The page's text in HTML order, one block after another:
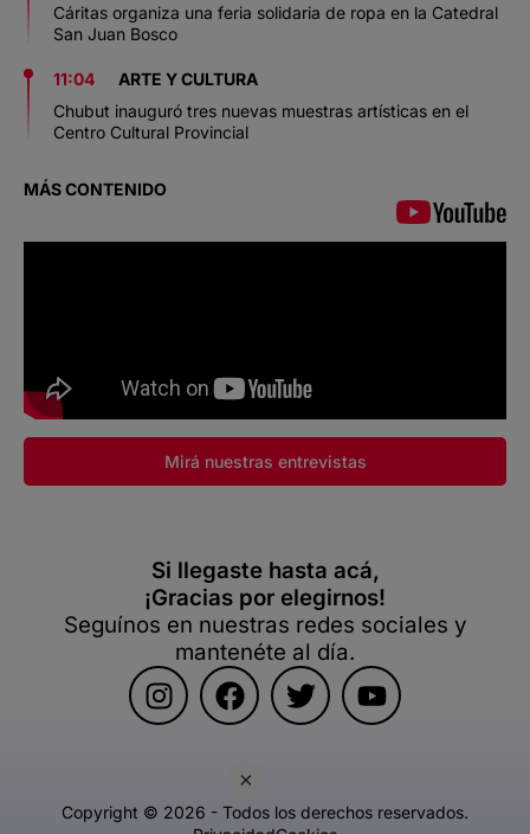
×
Cáritas organiza una feria solidaria de ropa en la Catedral
San Juan Bosco
11:04
ARTE Y CULTURA
Chubut inauguró tres nuevas muestras artísticas en el
Centro Cultural Provincial
MÁS CONTENIDO
Mirá nuestras entrevistas
Si llegaste hasta acá,
¡Gracias por elegirnos!
Seguínos en nuestras redes sociales y
mantenéte al día.
Copyright © 2026 - Todos los derechos reservados.